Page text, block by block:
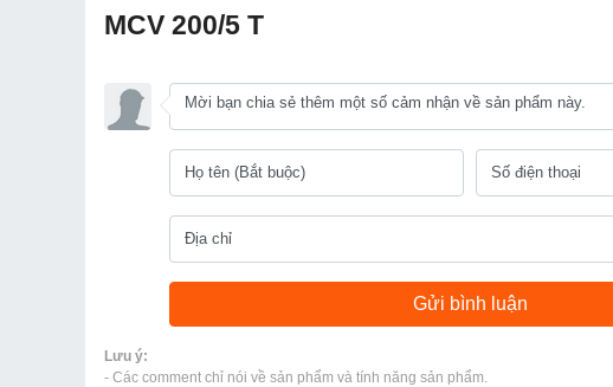
MCV 200/5 T
Lưu ý:
- Các comment chỉ nói về sản phẩm và tính năng sản phẩm.